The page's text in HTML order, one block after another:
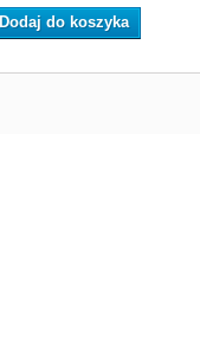
Dodaj do koszyka